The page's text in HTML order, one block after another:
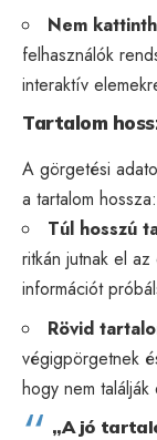
Nem
felhasználók
interaktív
Tartalom
A görgetési
a tartalom hossza:
Túl hosszú
ritkán jutnak el
információt
Rövid
végigpörgetnek
hogy nem
„A jó